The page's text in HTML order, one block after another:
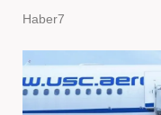
Haber7